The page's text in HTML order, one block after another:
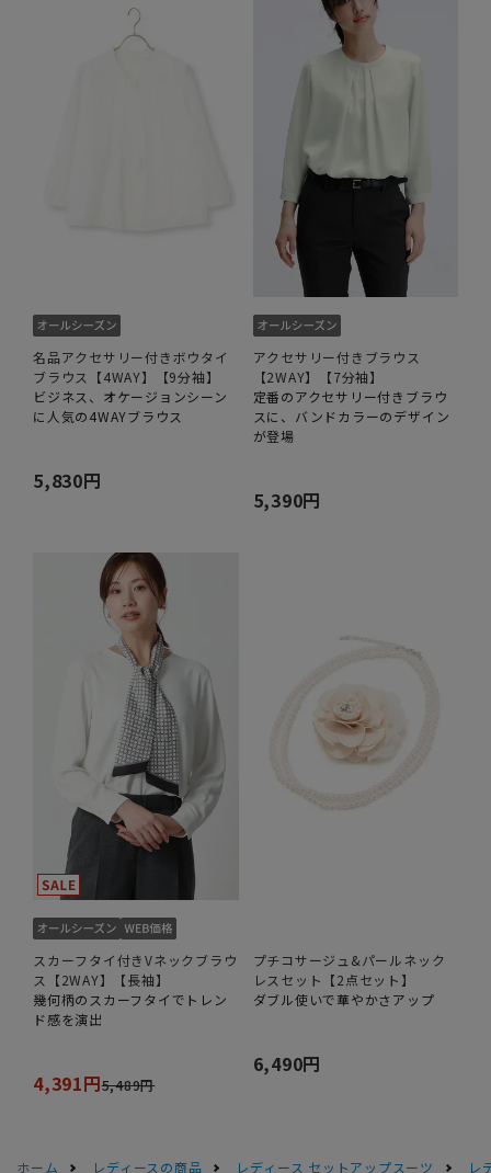
名品アクセサリー付きボウタイ
ブラウス【4WAY】【9分袖】
ビジネス、オケージョンシーン
に人気の4WAYブラウス
5,830円
アクセサリー付きブラウス
【2WAY】【7分袖】
定番のアクセサリー付きブラウ
スに、バンドカラーのデザイン
が登場
5,390円
スカーフタイ付きVネックブラウ
ス【2WAY】【長袖】
幾何柄のスカーフタイでトレン
ド感を演出
4,391円5,489円
プチコサージュ&パールネック
レスセット【2点セット】
ダブル使いで華やかさアップ
6,490円
ホーム レディースの商品 レディース セットアップスーツ
レ